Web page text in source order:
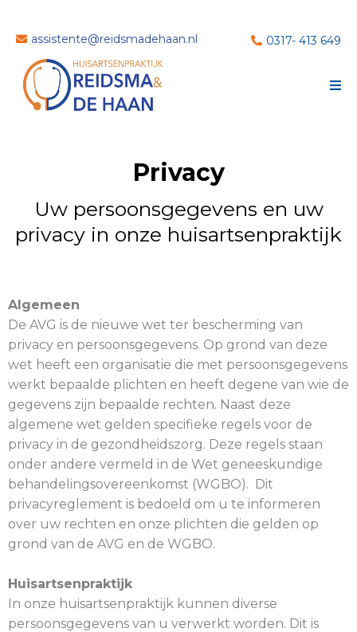
0317- 413 649
assistente@reidsmadehaan.nl
Privacy
Uw persoonsgegevens en uw
privacy in onze huisartsenpraktijk
Algemeen
De AVG is de nieuwe wet ter bescherming van
privacy en persoonsgegevens. Op grond van deze
wet heeft een organisatie die met persoonsgegevens
werkt bepaalde plichten en heeft degene van wie de
gegevens zijn bepaalde rechten. Naast deze
algemene wet gelden specifieke regels voor de
privacy in de gezondheidszorg. Deze regels staan
onder andere vermeld in de Wet geneeskundige
behandelingsovereenkomst (WGBO). Dit
privacyreglement is bedoeld om u te informeren
over uw rechten en onze plichten die gelden op
grond van de AVG en de WGBO.
Huisartsenpraktijk
In onze huisartsenpraktijk kunnen diverse
persoonsgegevens van u verwerkt worden. Dit is